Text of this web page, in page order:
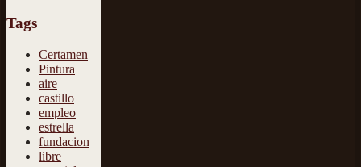
Tags
Certamen
Pintura
aire
castillo
empleo
estrella
fundacion
libre